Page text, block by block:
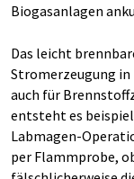
Biogasanlagen
Das leicht
Stromerzeugung
auch für
entsteht es
Labmagen-
per Flammprobe,